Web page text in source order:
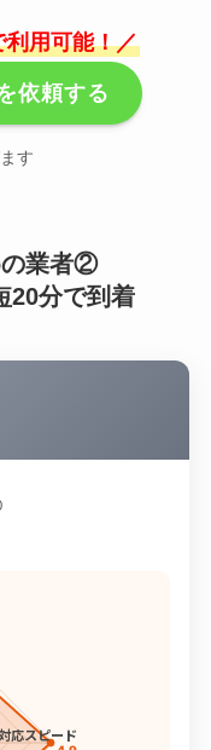
用可能！／
依頼する
す
の業者②
20分で到着
応スピード